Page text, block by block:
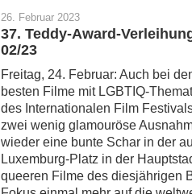
26. Februar 2023
37. Teddy-Award-
02/23
Freitag, 24. Februar: Auch bei
besten Filme mit LGBTIQ-
des Internationalen Film
zwei wenig glamouröse
wieder eine bunte Schar in der
Luxemburg-Platz in der
queeren Filme des diesjährigen